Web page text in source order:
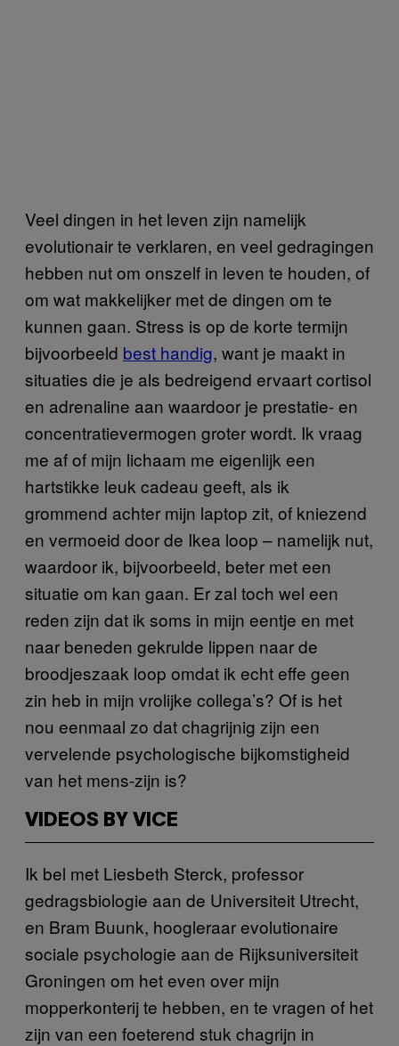
Veel dingen in het leven zijn namelijk
evolutionair te verklaren, en veel gedragingen
hebben nut om onszelf in leven te houden, of
om wat makkelijker met de dingen om te
kunnen gaan. Stress is op de korte termijn
bijvoorbeeld best handig, want je maakt in
situaties die je als bedreigend ervaart cortisol
en adrenaline aan waardoor je prestatie- en
concentratievermogen groter wordt. Ik vraag
me af of mijn lichaam me eigenlijk een
hartstikke leuk cadeau geeft, als ik
grommend achter mijn laptop zit, of kniezend
en vermoeid door de Ikea loop – namelijk nut,
waardoor ik, bijvoorbeeld, beter met een
situatie om kan gaan. Er zal toch wel een
reden zijn dat ik soms in mijn eentje en met
naar beneden gekrulde lippen naar de
broodjeszaak loop omdat ik echt effe geen
zin heb in mijn vrolijke collega’s? Of is het
nou eenmaal zo dat chagrijnig zijn een
vervelende psychologische bijkomstigheid
van het mens-zijn is?
VIDEOS BY VICE
Ik bel met Liesbeth Sterck, professor
gedragsbiologie aan de Universiteit Utrecht,
en Bram Buunk, hoogleraar evolutionaire
sociale psychologie aan de Rijksuniversiteit
Groningen om het even over mijn
mopperkonterij te hebben, en te vragen of het
zijn van een foeterend stuk chagrijn in